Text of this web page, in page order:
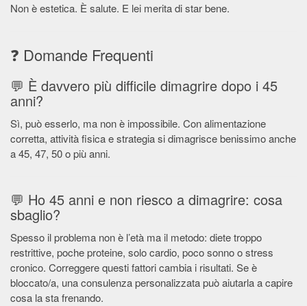
Non è estetica. È salute. E lei merita di star bene.
❓ Domande Frequenti
💬 È davvero più difficile dimagrire dopo i 45
anni?
Sì, può esserlo, ma non è impossibile. Con alimentazione
corretta, attività fisica e strategia si dimagrisce benissimo anche
a 45, 47, 50 o più anni.
💬 Ho 45 anni e non riesco a dimagrire: cosa
sbaglio?
Spesso il problema non è l’età ma il metodo: diete troppo
restrittive, poche proteine, solo cardio, poco sonno o stress
cronico. Correggere questi fattori cambia i risultati. Se è
bloccato/a, una consulenza personalizzata può aiutarla a capire
cosa la sta frenando.